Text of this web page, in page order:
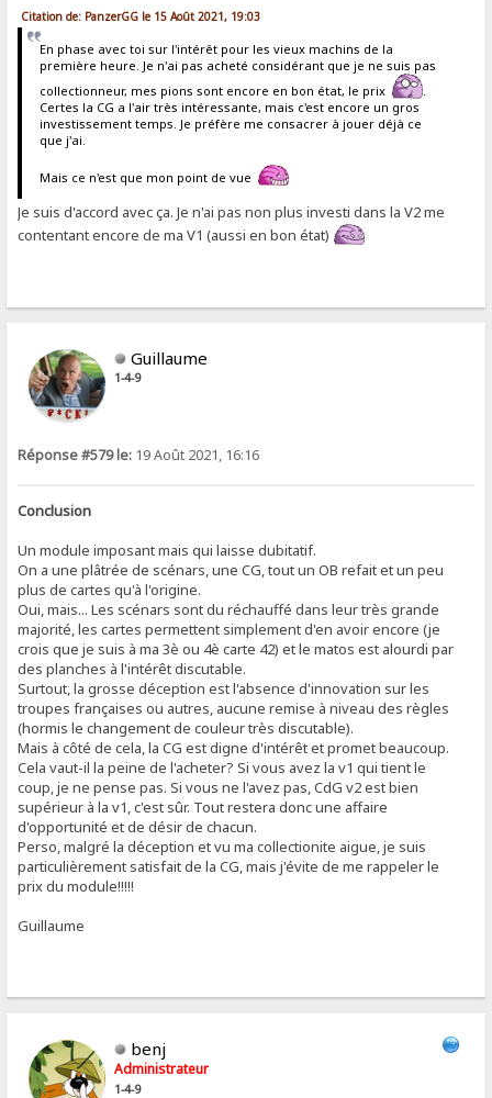
Citation de: PanzerGG le 15 Août 2021, 19:03
En phase avec toi sur l'intérêt pour les vieux machins de la
première heure. Je n'ai pas acheté considérant que je ne suis pas
collectionneur, mes pions sont encore en bon état, le prix
.
Certes la CG a l'air très intéressante, mais c'est encore un gros
investissement temps. Je préfère me consacrer à jouer déjà ce
que j'ai.
Mais ce n'est que mon point de vue
Je suis d'accord avec ça. Je n'ai pas non plus investi dans la V2 me
contentant encore de ma V1 (aussi en bon état)
Guillaume
1-4-9
Réponse #579 le: 19 Août 2021, 16:16
Conclusion
Un module imposant mais qui laisse dubitatif.
On a une plâtrée de scénars, une CG, tout un OB refait et un peu
plus de cartes qu'à l'origine.
Oui, mais... Les scénars sont du réchauffé dans leur très grande
majorité, les cartes permettent simplement d'en avoir encore (je
crois que je suis à ma 3è ou 4è carte 42) et le matos est alourdi par
des planches à l'intérêt discutable.
Surtout, la grosse déception est l'absence d'innovation sur les
troupes françaises ou autres, aucune remise à niveau des règles
(hormis le changement de couleur très discutable).
Mais à côté de cela, la CG est digne d'intérêt et promet beaucoup.
Cela vaut-il la peine de l'acheter? Si vous avez la v1 qui tient le
coup, je ne pense pas. Si vous ne l'avez pas, CdG v2 est bien
supérieur à la v1, c'est sûr. Tout restera donc une affaire
d'opportunité et de désir de chacun.
Perso, malgré la déception et vu ma collectionite aigue, je suis
particulièrement satisfait de la CG, mais j'évite de me rappeler le
prix du module!!!!!
Guillaume
benj
Administrateur
1-4-9